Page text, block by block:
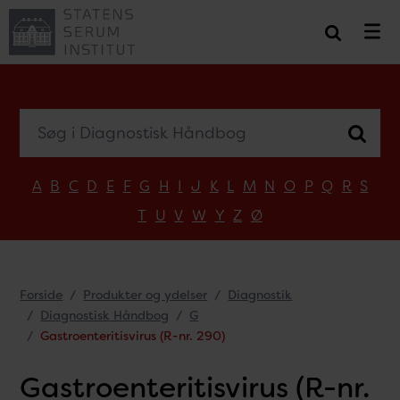
A B C D E F G H I J K L M N O P Q R S
T U V W Y Z Ø
Forside Produkter og ydelser
Diagnostik
Diagnostisk Håndbog
G
Gastroenteritisvirus (R-nr. 290)
Gastroenteritisvirus (R-nr.